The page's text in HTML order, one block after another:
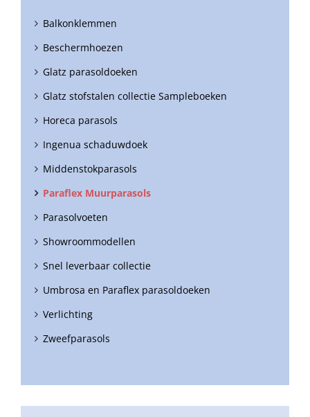
Balkonklemmen
Beschermhoezen
Glatz parasoldoeken
Glatz stofstalen collectie Sampleboeken
Horeca parasols
Ingenua schaduwdoek
Middenstokparasols
Paraflex Muurparasols
Parasolvoeten
Showroommodellen
Snel leverbaar collectie
Umbrosa en Paraflex parasoldoeken
Verlichting
Zweefparasols